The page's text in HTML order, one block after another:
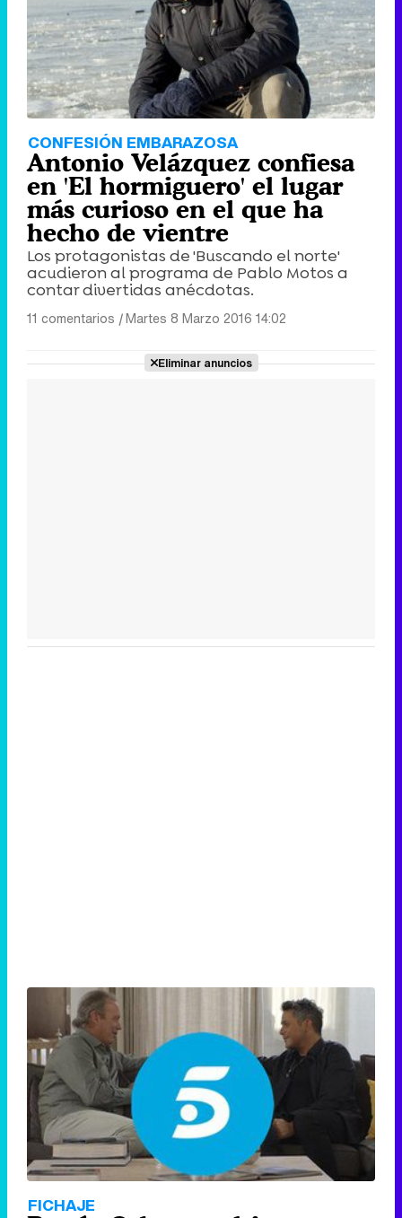
CONFESIÓN EMBARAZOSA
Antonio Velázquez confiesa
en 'El hormiguero' el lugar
más curioso en el que ha
hecho de vientre
Los protagonistas de 'Buscando el norte'
acudieron al programa de Pablo Motos a
contar divertidas anécdotas.
11 comentarios |Martes 8 Marzo 2016 14:02
Eliminar anuncios
FICHAJE